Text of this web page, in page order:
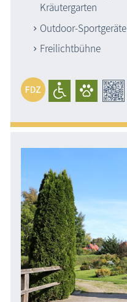
Kräutergarten
Outdoor-Sportgeräte
Freilichtbühne